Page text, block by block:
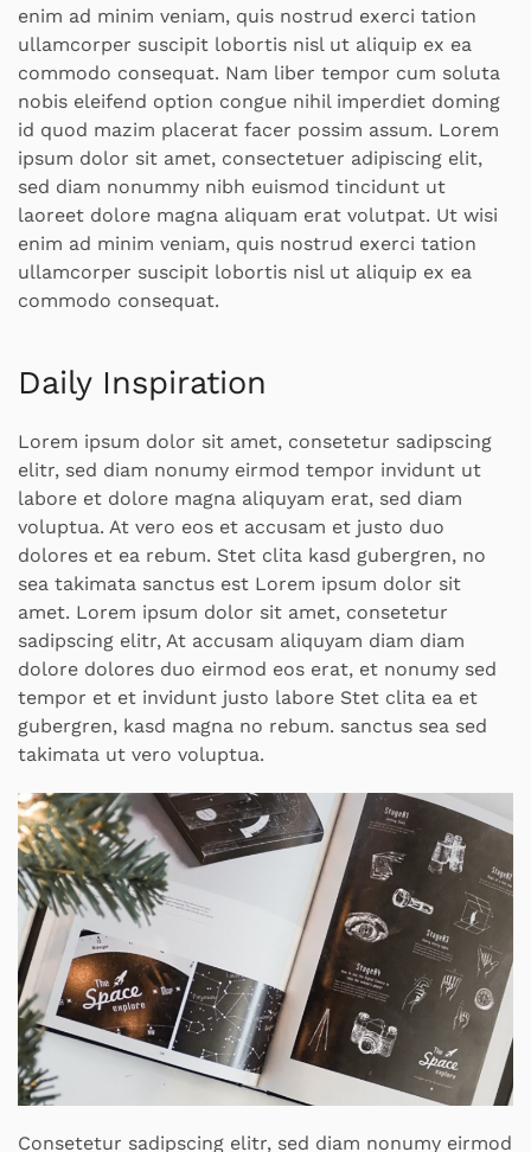
enim ad minim veniam, quis nostrud exerci tation
ullamcorper suscipit lobortis nisl ut aliquip ex ea
commodo consequat. Nam liber tempor cum soluta
nobis eleifend option congue nihil imperdiet doming
id quod mazim placerat facer possim assum. Lorem
ipsum dolor sit amet, consectetuer adipiscing elit,
sed diam nonummy nibh euismod tincidunt ut
laoreet dolore magna aliquam erat volutpat. Ut wisi
enim ad minim veniam, quis nostrud exerci tation
ullamcorper suscipit lobortis nisl ut aliquip ex ea
commodo consequat.
Daily Inspiration
Lorem ipsum dolor sit amet, consetetur sadipscing
elitr, sed diam nonumy eirmod tempor invidunt ut
labore et dolore magna aliquyam erat, sed diam
voluptua. At vero eos et accusam et justo duo
dolores et ea rebum. Stet clita kasd gubergren, no
sea takimata sanctus est Lorem ipsum dolor sit
amet. Lorem ipsum dolor sit amet, consetetur
sadipscing elitr, At accusam aliquyam diam diam
dolore dolores duo eirmod eos erat, et nonumy sed
tempor et et invidunt justo labore Stet clita ea et
gubergren, kasd magna no rebum. sanctus sea sed
takimata ut vero voluptua.
Consetetur sadipscing elitr, sed diam nonumy eirmod